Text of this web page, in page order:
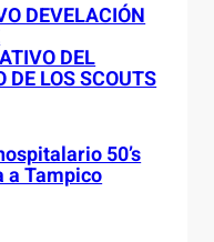
DEVELACIÓN
DEL
DE LOS SCOUTS
50’s
a Tampico